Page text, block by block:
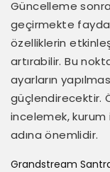
Güncelleme
geçirmekte fayda
özelliklerin
artırabilir. Bu
ayarların
güçlendirecektir.
incelemek,
adına önemlidir.
Grandstream